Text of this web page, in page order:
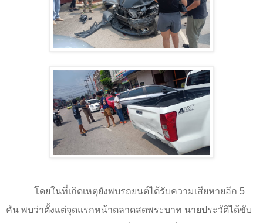
โดยในที่เกิดเหตุยังพบรถยนต์ได้รับความเสียหายอีก 5
คัน พบว่าตั้งแต่จุดแรกหน้าตลาดสดพระบาท นายประวัติได้ขับ